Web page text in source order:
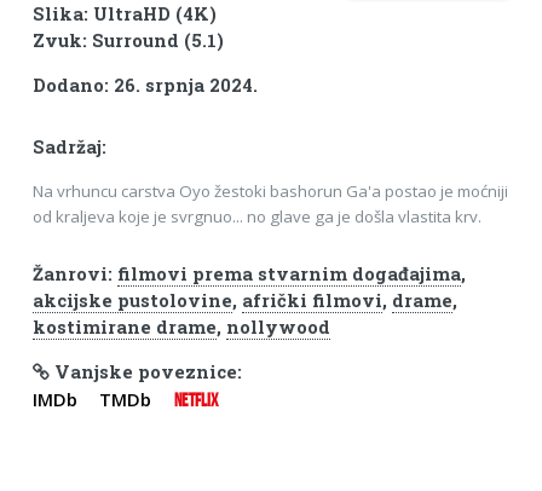
Slika: UltraHD (4K)
Zvuk: Surround (5.1)
Dodano: 26. srpnja 2024.
Sadržaj:
Na vrhuncu carstva Oyo žestoki bashorun Ga'a postao je moćniji
od kraljeva koje je svrgnuo... no glave ga je došla vlastita krv.
Žanrovi: filmovi prema stvarnim događajima,
akcijske pustolovine, afrički filmovi, drame,
kostimirane drame, nollywood
Vanjske poveznice:
IMDb TMDb NETFLIX